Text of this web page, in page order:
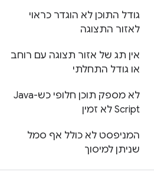
גודל התוכן לא הוגדר כראוי
לאזור התצוגה
אין תג של אזור תצוגה עם רוחב
או גודל התחלתי
לא מספק תוכן חלופי כש-Java
Script לא זמין
המניפסט לא כולל אף סמל
שניתן למיסוך